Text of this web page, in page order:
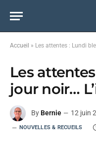
Accueil » Les attentes : Lundi
Les
jour noir…
By Bernie 12 juin
NOUVELLES & RECUEILS